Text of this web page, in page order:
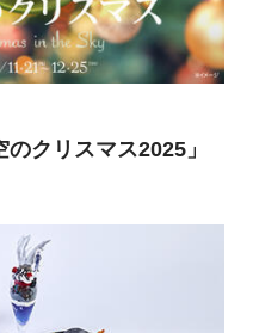
クリスマス2025」